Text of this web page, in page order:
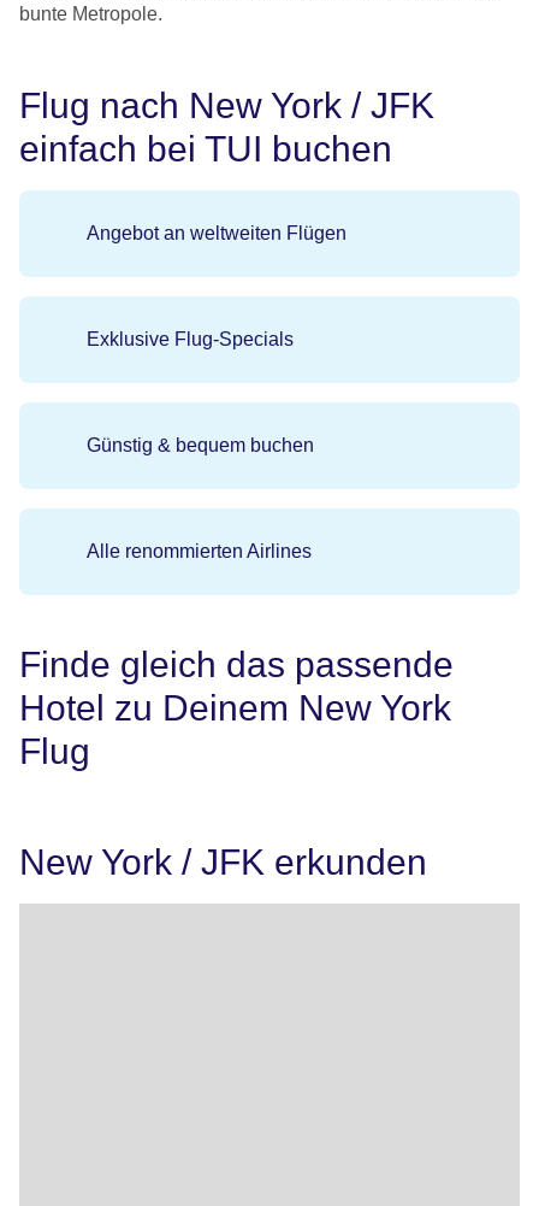
bunte Metropole.
Flug nach New York / JFK
einfach bei TUI buchen
Angebot an weltweiten Flügen
Exklusive Flug-Specials
Günstig & bequem buchen
Alle renommierten Airlines
Finde gleich das passende
Hotel zu Deinem New York
Flug
New York / JFK erkunden